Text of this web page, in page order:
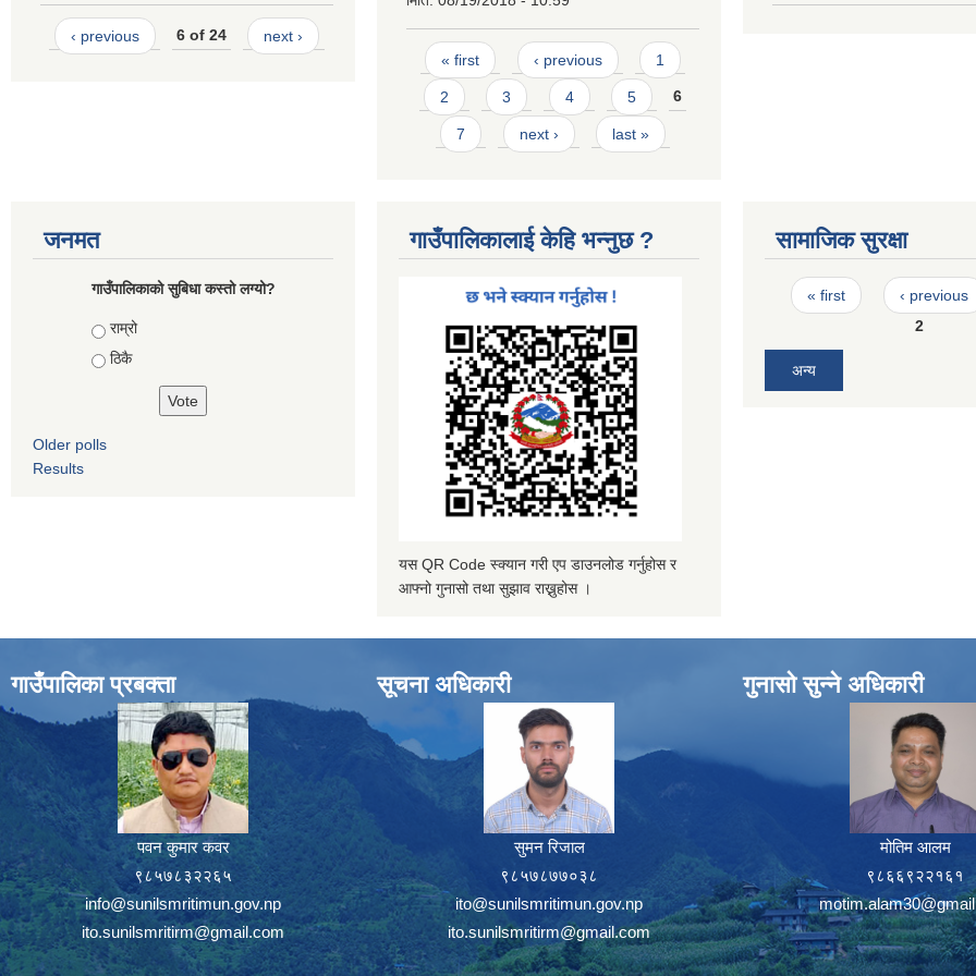
‹ previous 6 of 24 next ›
Pages
« first ‹ previous 1
2 3 4 5 6
7 next › last »
जनमत
गाउँपालिकाको सुबिधा कस्तो लग्यो?
Choices
राम्रो
ठिकै
Older polls
Results
गाउँपालिकालाई केहि भन्नुछ ?
यस QR Code स्क्यान गरी एप डाउनलोड गर्नुहोस र
आफ्नो गुनासो तथा सुझाव राख्नुहोस ।
सामाजिक सुरक्षा
Pages
« first
‹ previous
2
अन्य
गाउँपालिका प्रबक्ता
पवन कुमार कवर
९८५७८३२२६५
info@sunilsmritimun.gov.np
ito.sunilsmritirm@gmail.com
सूचना अधिकारी
सुमन रिजाल
९८५७८७७०३८
ito@sunilsmritimun.gov.np
ito.sunilsmritirm@gmail.com
गुनासो सुन्ने अधिकारी
मोतिम आलम
९८६६९२२१६१